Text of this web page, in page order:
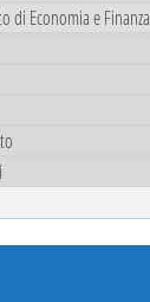
di Economia e Finanza